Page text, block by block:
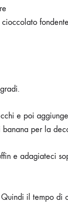
e poi
per la
e adagiateci
il tempo di